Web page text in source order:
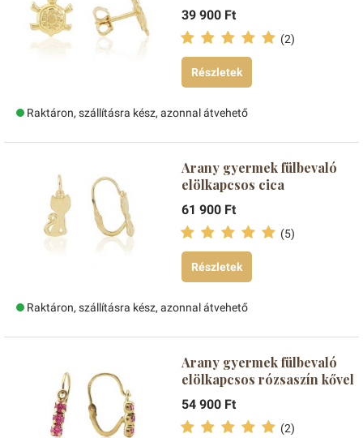
39 900 Ft
(2)
Részletek
Raktáron, szállításra kész, azonnal átvehető
Arany gyermek fülbevaló
elölkapcsos cica
61 900 Ft
(5)
Részletek
Raktáron, szállításra kész, azonnal átvehető
Arany gyermek fülbevaló
elölkapcsos rózsaszín kővel
54 900 Ft
(2)